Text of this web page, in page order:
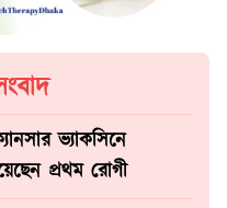
ভ্যাকসিনে
প্রথম রোগী